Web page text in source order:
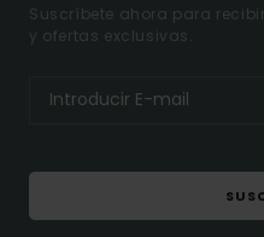
Suscríbete ahora para
y ofertas exclusivas.